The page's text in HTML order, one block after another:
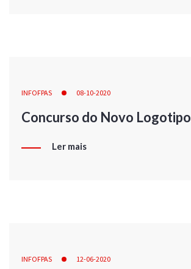
INFOFPAS 08-10-2020
Concurso do Novo Logotipo
Ler mais
INFOFPAS 12-06-2020